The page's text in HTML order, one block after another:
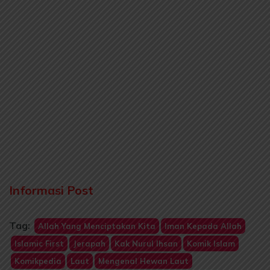
Informasi Post
Tag: Allah Yang Menciptakan Kita
Iman Kepada Allah
Islamic First
Jerapah Kak Nurul Ihsan
Komik Islam
Komikpedia
Laut
Mengenal Hewan Laut